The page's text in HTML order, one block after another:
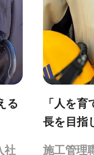
「人を育て
長を目指し
施工管理職